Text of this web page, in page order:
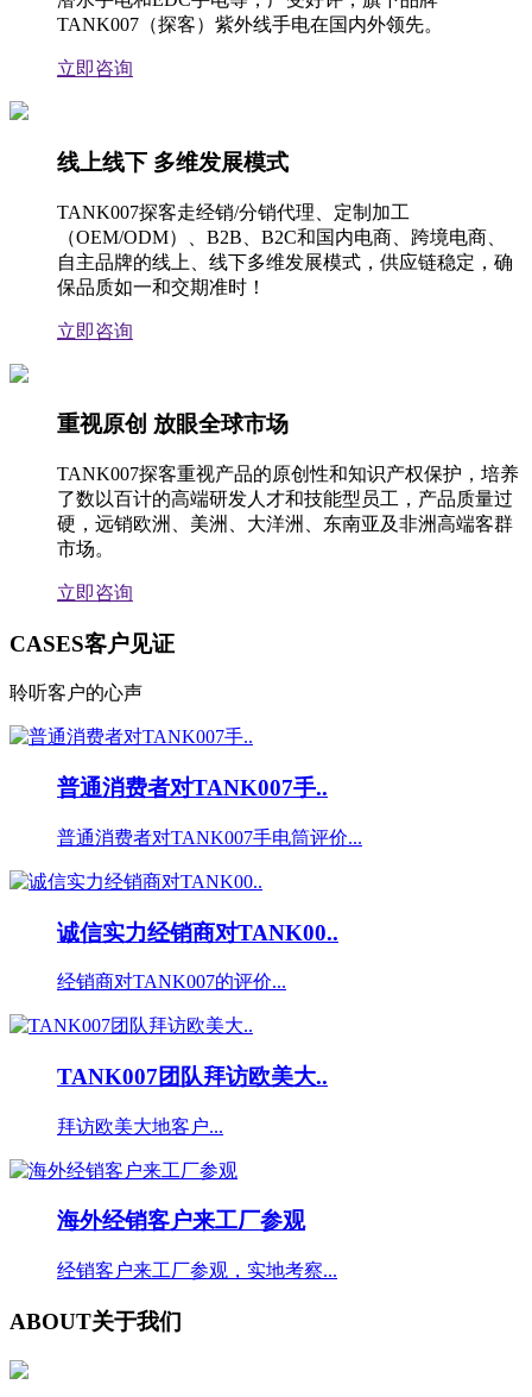
TANK007（探客）紫外线手电在国内外领先。
立即咨询
线上线下 多维发展模式
TANK007探客走经销/分销代理、定制加工
（OEM/ODM）、B2B、B2C和国内电商、跨境电商、
自主品牌的线上、线下多维发展模式，供应链稳定，确
保品质如一和交期准时！
立即咨询
重视原创 放眼全球市场
TANK007探客重视产品的原创性和知识产权保护，培养
了数以百计的高端研发人才和技能型员工，产品质量过
硬，远销欧洲、美洲、大洋洲、东南亚及非洲高端客群
市场。
立即咨询
CASES客户见证
聆听客户的心声
普通消费者对TANK007手..
普通消费者对TANK007手电筒评价...
诚信实力经销商对TANK00..
经销商对TANK007的评价...
TANK007团队拜访欧美大..
拜访欧美大地客户...
海外经销客户来工厂参观
经销客户来工厂参观，实地考察...
ABOUT关于我们